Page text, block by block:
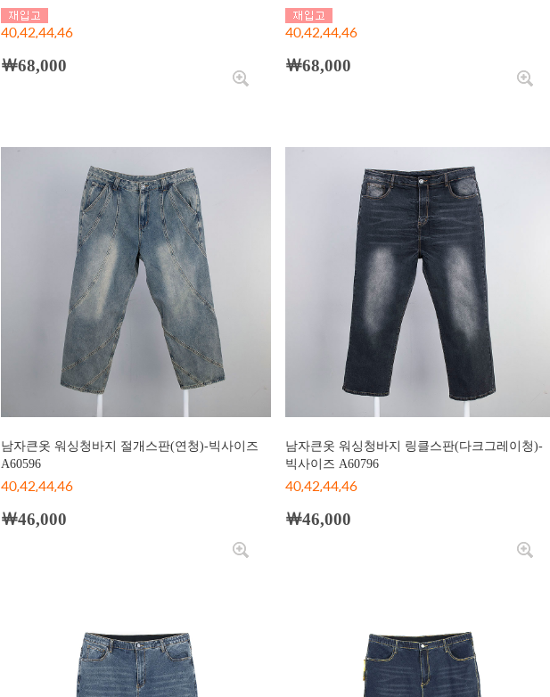
40,42,44,46
￦68,000
40,42,44,46
￦68,000
남자큰옷 워싱청바지 절개스판(연청)-빅사이즈
A60596
40,42,44,46
￦46,000
남자큰옷 워싱청바지 링클스판(다크그레이청)-
빅사이즈 A60796
40,42,44,46
￦46,000